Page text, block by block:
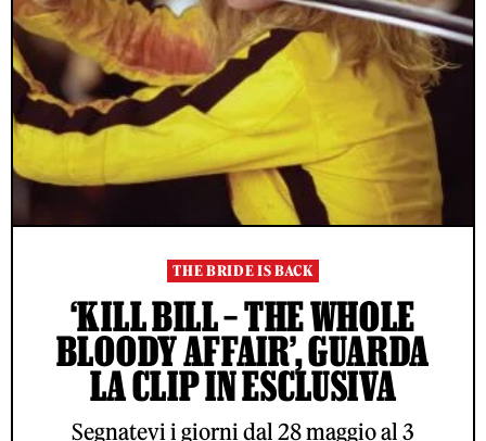
THE BRIDE IS BACK
‘KILL BILL – THE WHOLE
BLOODY AFFAIR’, GUARDA
LA CLIP IN ESCLUSIVA
Segnatevi i giorni dal 28 maggio al 3